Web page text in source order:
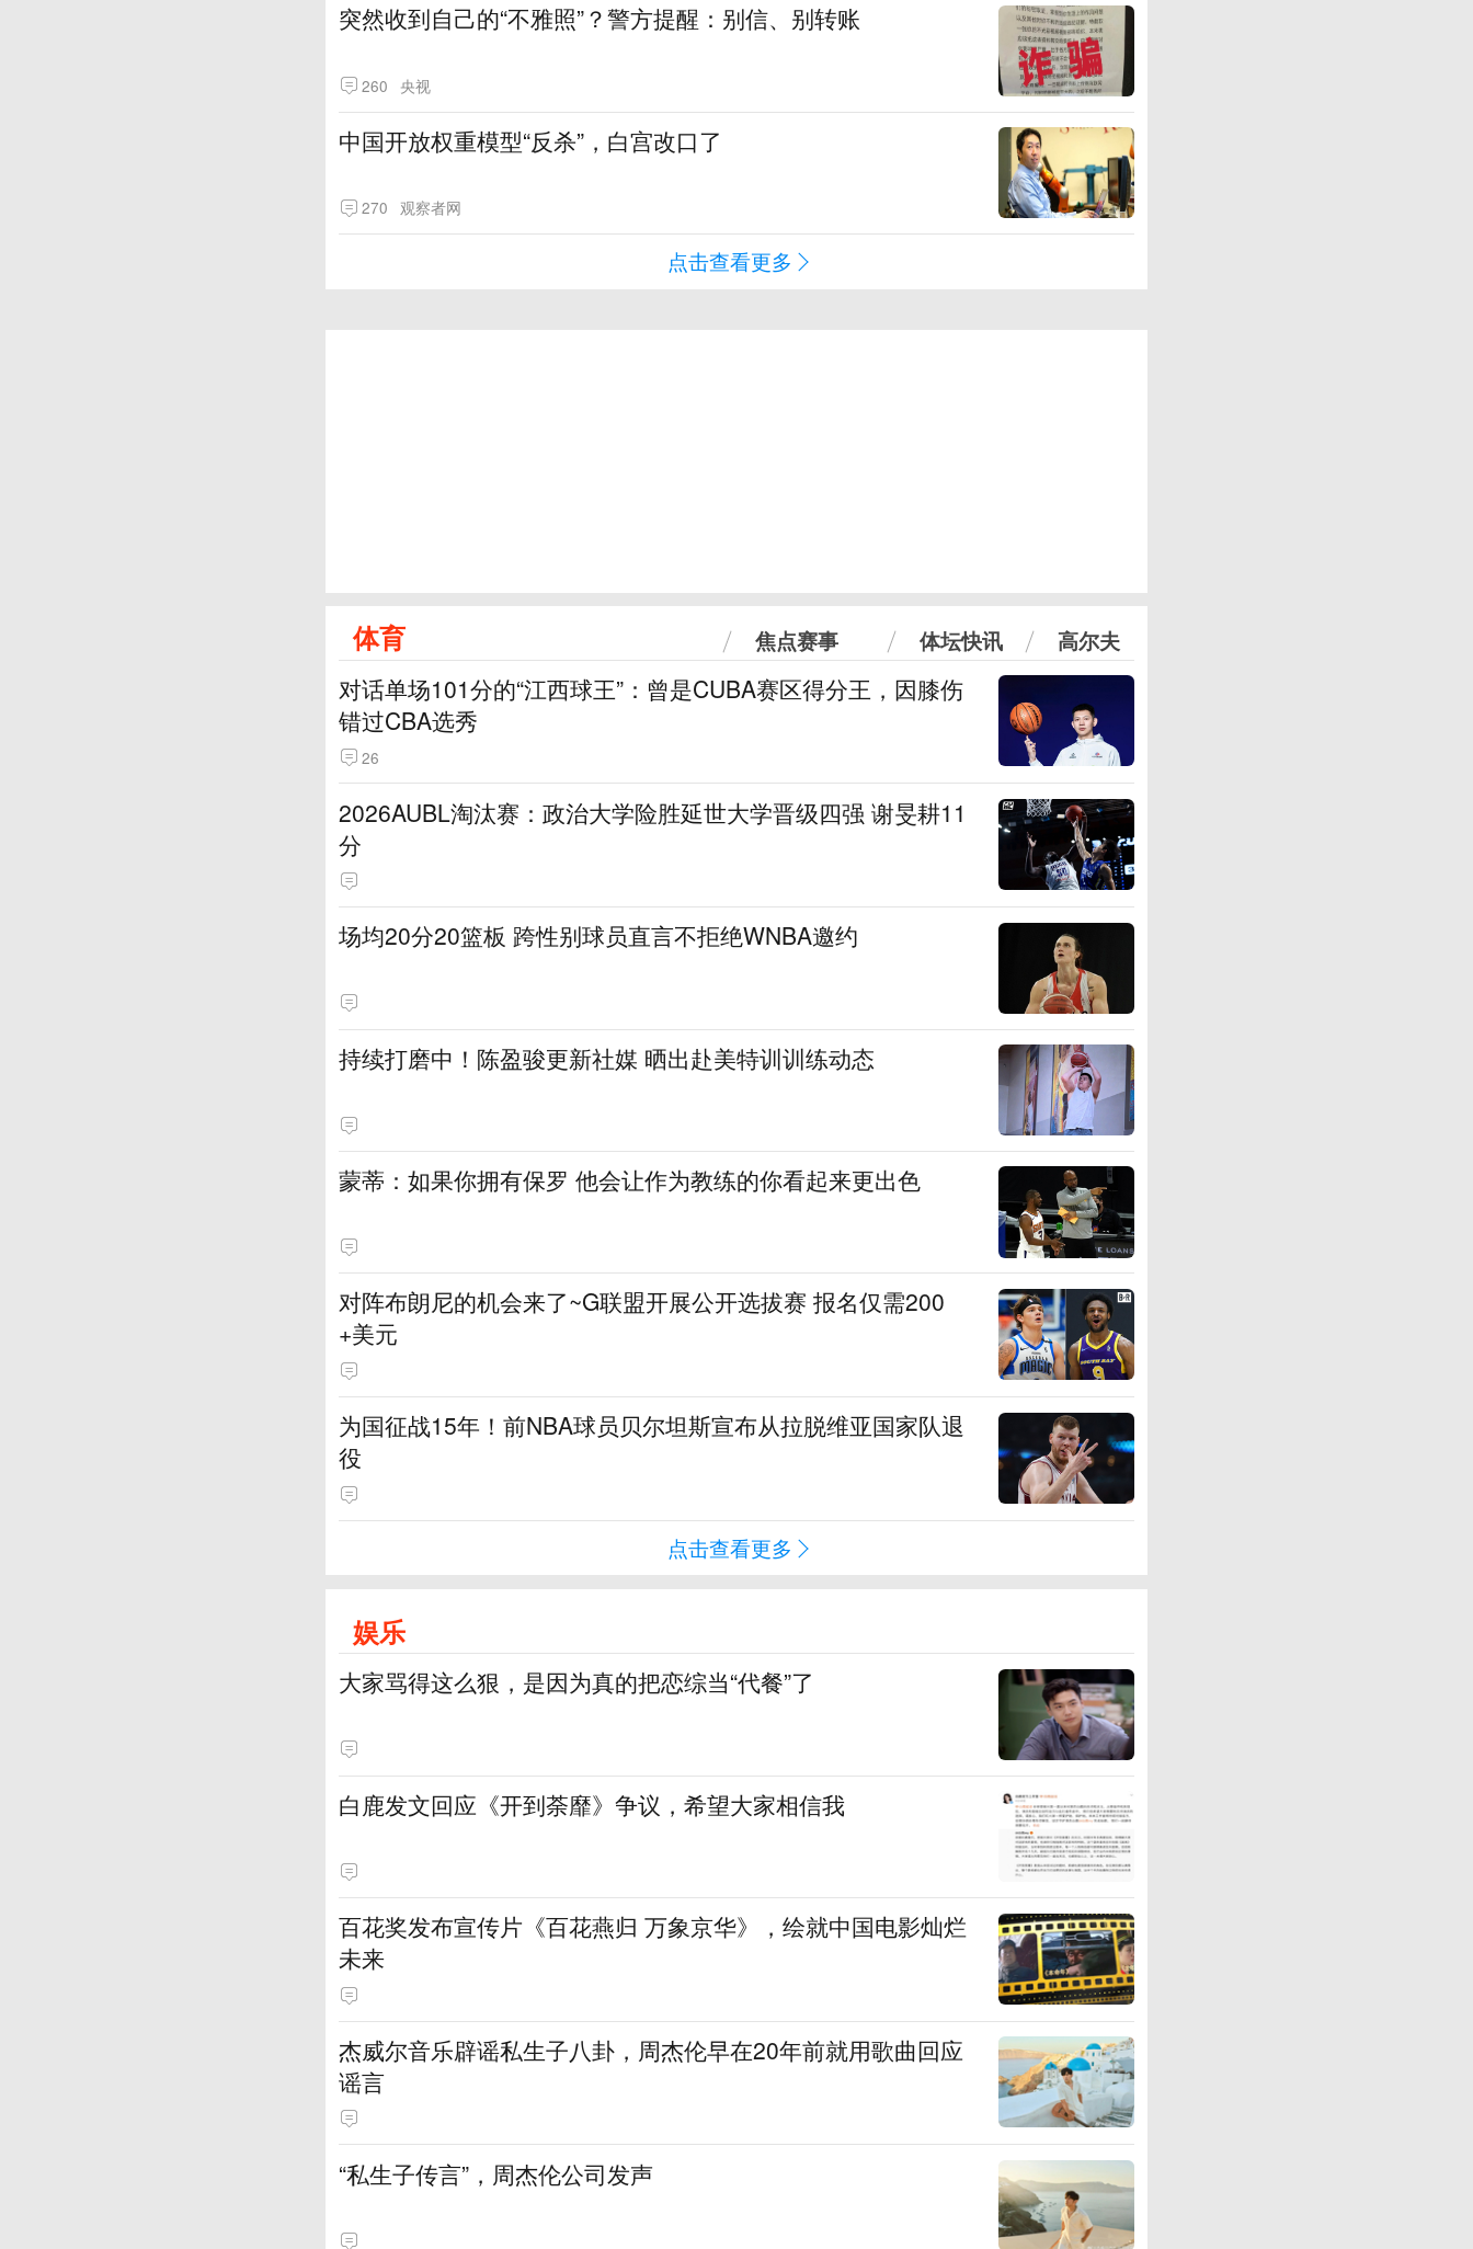
突然收到自己的“不雅照”？警方提醒：别信、别转账
260 央视
中国开放权重模型“反杀”，白宫改口了
270 观察者网
点击查看更多
体育 焦点赛事 体坛快讯 高尔夫
对话单场101分的“江西球王”：曾是CUBA赛区得分王，因膝伤
错过CBA选秀
26
2026AUBL淘汰赛：政治大学险胜延世大学晋级四强 谢旻耕11
分
场均20分20篮板 跨性别球员直言不拒绝WNBA邀约
持续打磨中！陈盈骏更新社媒 晒出赴美特训训练动态
蒙蒂：如果你拥有保罗 他会让作为教练的你看起来更出色
对阵布朗尼的机会来了~G联盟开展公开选拔赛 报名仅需200
+美元
为国征战15年！前NBA球员贝尔坦斯宣布从拉脱维亚国家队退
役
点击查看更多
娱乐
大家骂得这么狠，是因为真的把恋综当“代餐”了
白鹿发文回应《开到荼靡》争议，希望大家相信我
百花奖发布宣传片《百花燕归 万象京华》，绘就中国电影灿烂
未来
杰威尔音乐辟谣私生子八卦，周杰伦早在20年前就用歌曲回应
谣言
“私生子传言”，周杰伦公司发声